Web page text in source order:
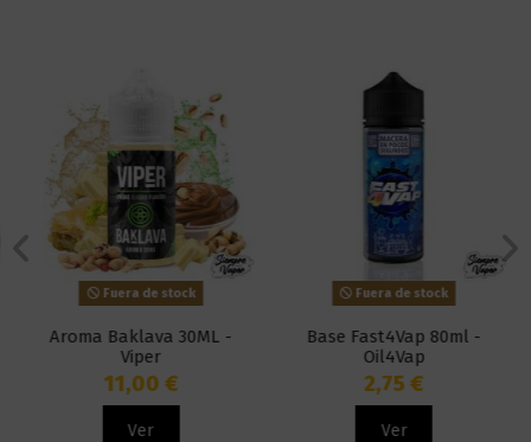
Fuera de stock
Aroma Baklava 30ML -
Viper
11,00 €
Ver
Fuera de stock
Base Fast4Vap 80ml -
Oil4Vap
2,75 €
Ver